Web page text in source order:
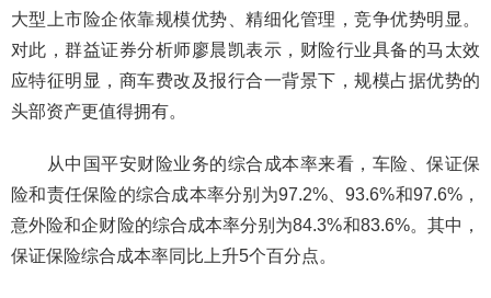
大型上市险企依靠规模优势、精细化管理，竞争优势明显。
对此，群益证券分析师廖晨凯表示，财险行业具备的马太效
应特征明显，商车费改及报行合一背景下，规模占据优势的
头部资产更值得拥有。
从中国平安财险业务的综合成本率来看，车险、保证保
险和责任保险的综合成本率分别为97.2%、93.6%和97.6%，
意外险和企财险的综合成本率分别为84.3%和83.6%。其中，
保证保险综合成本率同比上升5个百分点。